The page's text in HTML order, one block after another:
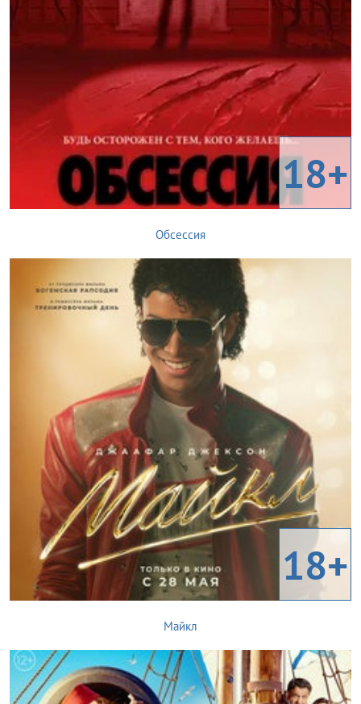
18+
Обсессия
18+
Майкл